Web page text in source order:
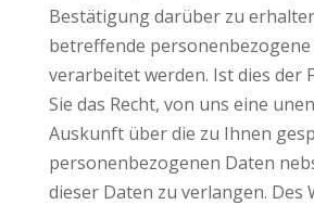
Bestätigung darüber zu
betreffende
verarbeitet werden. Ist dies der
Sie das Recht, von uns eine
Auskunft über die zu Ihnen
personenbezogenen Daten
dieser Daten zu verlangen. Des